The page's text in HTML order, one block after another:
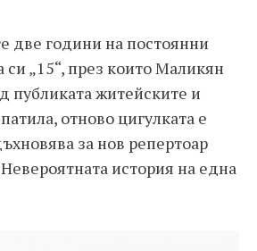
две години на постоянни
си „15“, през които Маликян
публиката житейските и
отново цигулката е
за нов репертоар
история на една